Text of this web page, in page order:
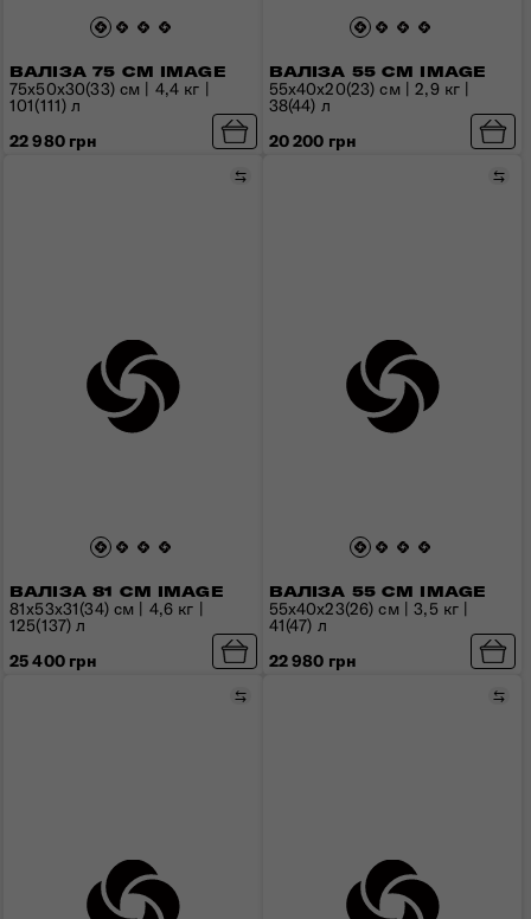
ВАЛІЗА 75 СМ IMAGE
75x50x30(33) см | 4,4 кг |
101(111) л
22 980 грн
ВАЛІЗА 55 СМ IMAGE
55x40x20(23) см | 2,9 кг |
38(44) л
20 200 грн
ВАЛІЗА 81 СМ IMAGE
Порівняти
81x53x31(34) см | 4,6 кг |
125(137) л
25 400 грн
ВАЛІЗА 55 СМ IMAGE
55x40x23(26) см | 3,5 кг |
41(47) л
22 980 грн
Порівняти